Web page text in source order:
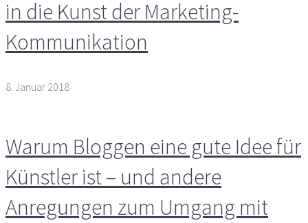
in die Kunst der Marketing-
Kommunikation
8. Januar 2018
Warum Bloggen eine gute Idee für
Künstler ist – und andere
Anregungen zum Umgang mit